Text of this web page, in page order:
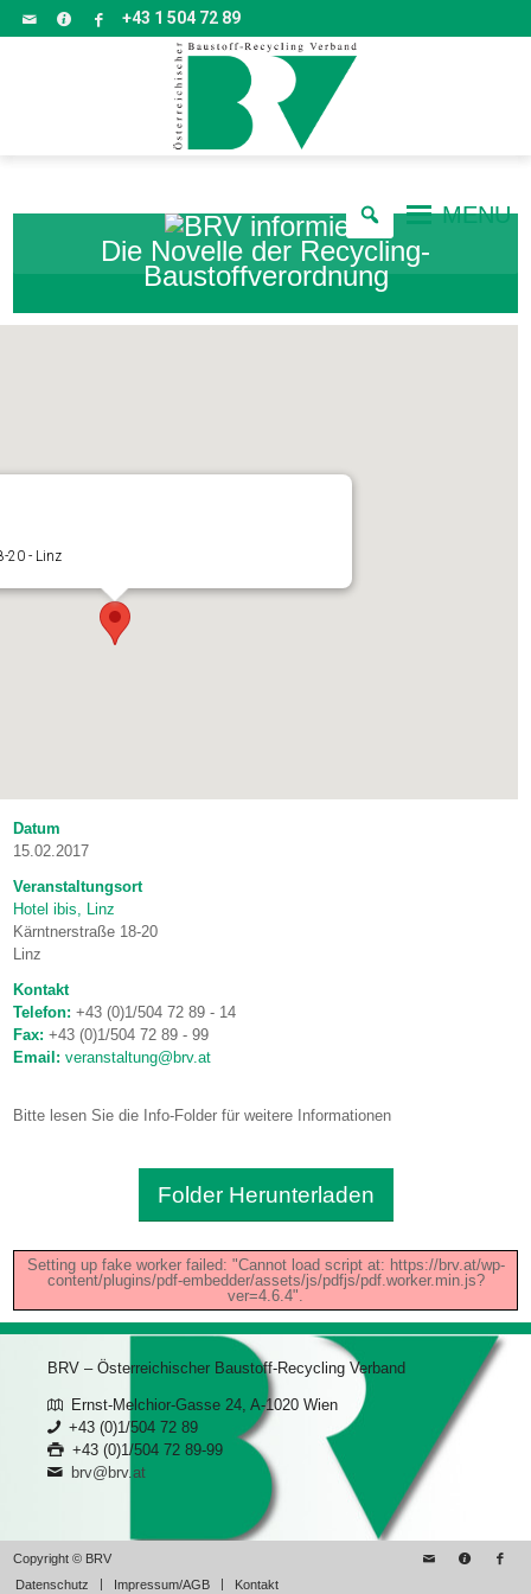
+43 1 504 72 89
MENU
Die Novelle der Recycling-
Baustoffverordnung
20 - Linz
Datum
15.02.2017
Veranstaltungsort
Hotel ibis, Linz
Kärntnerstraße 18-20
Linz
Kontakt
Telefon:+43 (0)1/504 72 89 - 14
Fax:+43 (0)1/504 72 89 - 99
Email: veranstaltung@brv.at
Bitte lesen Sie die Info-Folder für weitere Informationen
Folder Herunterladen
Setting up fake worker failed: "Cannot load script at: https://brv.at/wp-
content/plugins/pdf-embedder/assets/js/pdfjs/pdf.worker.min.js?
ver=4.6.4".
BRV – Österreichischer Baustoff-Recycling Verband
Ernst-Melchior-Gasse 24, A-1020 Wien
+43 (0)1/504 72 89
+43 (0)1/504 72 89-99
brv@brv.at
Copyright © BRV
Datenschutz
Impressum/AGB Kontakt